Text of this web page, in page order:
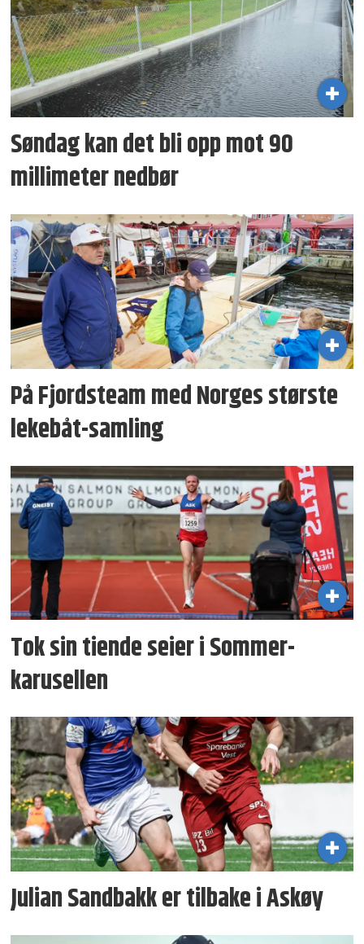
Søndag kan det bli opp mot 90
millimeter nedbør
På Fjordsteam med Norges største
lekebåt-samling
Tok sin tiende seier i Sommer­
karusellen
Julian Sandbakk er tilbake i Askøy